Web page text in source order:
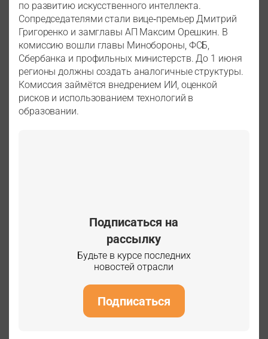
по развитию искусственного интеллекта.
Сопредседателями стали вице‑премьер Дмитрий
Григоренко и замглавы АП Максим Орешкин. В
комиссию вошли главы Минобороны, ФСБ,
Сбербанка и профильных министерств. До 1 июня
регионы должны создать аналогичные структуры.
Комиссия займётся внедрением ИИ, оценкой
рисков и использованием технологий в
образовании.
Подписаться на
рассылку
Будьте в курсе последних
новостей отрасли
Подписаться